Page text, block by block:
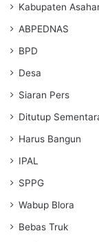
Kabupaten
ABPEDNAS
BPD
Desa
Siaran Pers
Ditutup
Harus Bangun
IPAL
SPPG
Wabup Blora
Bebas Truk